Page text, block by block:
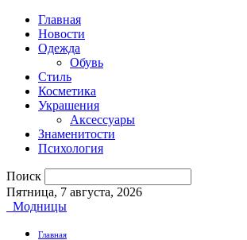
Главная
Новости
Одежда
Обувь
Стиль
Косметика
Украшения
Аксессуары
Знаменитости
Психология
Поиск
Пятница, 7 августа, 2026
Модницы
Главная